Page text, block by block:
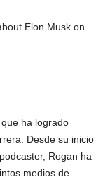
ha logrado
Desde su inicio
Rogan ha
medios de